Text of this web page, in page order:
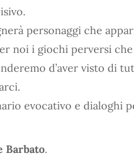
personaggi che
noi i giochi perversi
d’aver visto di
evocativo e dialoghi
Barbato.